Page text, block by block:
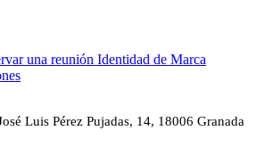
una reunión Identidad de Marca
Luis Pérez Pujadas, 14, 18006 Granada